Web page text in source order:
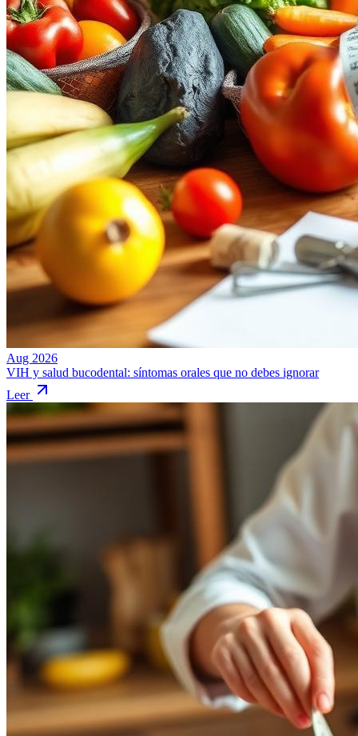
Aug 2026
VIH y salud bucodental: síntomas orales que no debes ignorar
Leer